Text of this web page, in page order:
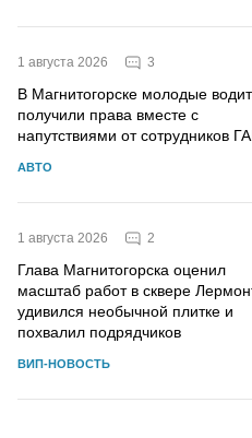
1 августа 2026 3
В Магнитогорске молодые
получили права вместе с
напутствиями от сотрудников
АВТО
1 августа 2026 2
Глава Магнитогорска оценил
масштаб работ в сквере
удивился необычной плитке и
похвалил подрядчиков
ВИП-НОВОСТЬ